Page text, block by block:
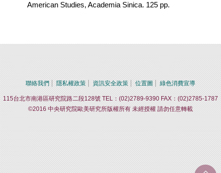
American Studies, Academia Sinica. 125 pp.
聯絡我們 隱私權政策 資訊安全政策 位置圖 綠色消費宣導
115台北市南港區研究院路二段128號 TEL：(02)2789-9390 FAX：(02)2785-1787
©2016 中央研究院歐美研究所版權所有 未經授權 請勿任意轉載